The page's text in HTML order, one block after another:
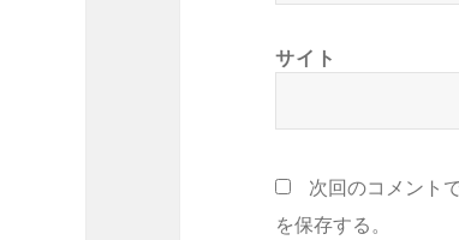
サイト
次回のコメント
を保存する。